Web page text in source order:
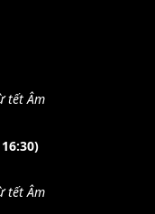
tết Âm
tết Âm